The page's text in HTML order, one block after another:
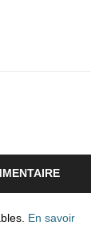
En savoir